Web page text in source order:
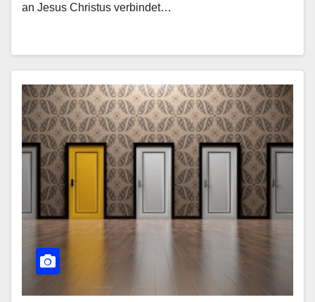
an Jesus Christus verbindet…